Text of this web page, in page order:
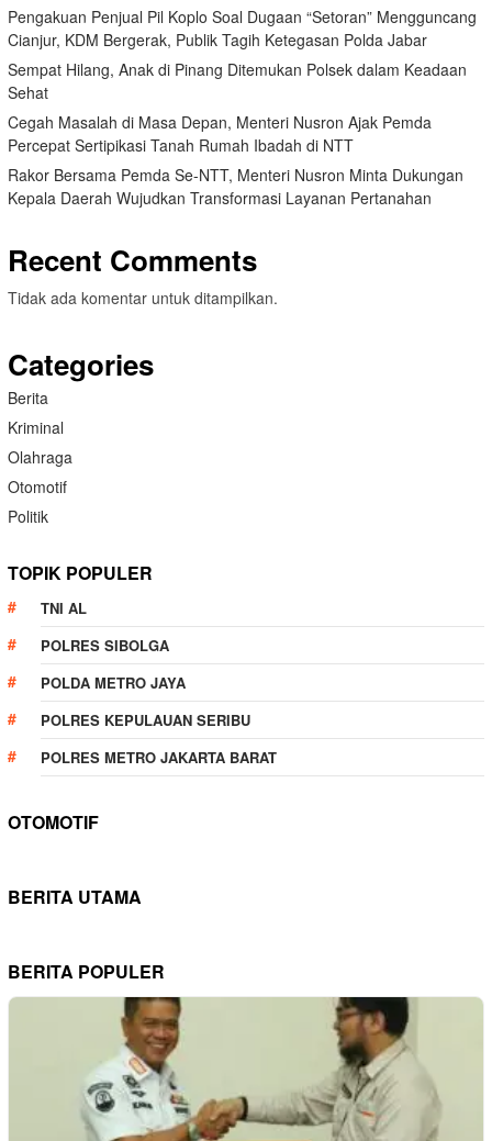
Pengakuan Penjual Pil Koplo Soal Dugaan “Setoran” Mengguncang
Cianjur, KDM Bergerak, Publik Tagih Ketegasan Polda Jabar
Sempat Hilang, Anak di Pinang Ditemukan Polsek dalam Keadaan
Sehat
Cegah Masalah di Masa Depan, Menteri Nusron Ajak Pemda
Percepat Sertipikasi Tanah Rumah Ibadah di NTT
Rakor Bersama Pemda Se-NTT, Menteri Nusron Minta Dukungan
Kepala Daerah Wujudkan Transformasi Layanan Pertanahan
Recent Comments
Tidak ada komentar untuk ditampilkan.
Categories
Berita
Kriminal
Olahraga
Otomotif
Politik
TOPIK POPULER
TNI AL
POLRES SIBOLGA
POLDA METRO JAYA
POLRES KEPULAUAN SERIBU
POLRES METRO JAKARTA BARAT
OTOMOTIF
BERITA UTAMA
BERITA POPULER